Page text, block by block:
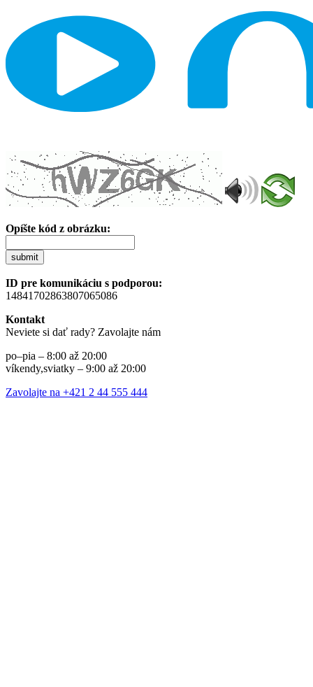
Opíšte kód z obrázku:
submit
ID pre komunikáciu s podporou:
14841702863807065086
Kontakt
Neviete si dať rady? Zavolajte nám
po–pia – 8:00 až 20:00
víkendy,sviatky – 9:00 až 20:00
Zavolajte na +421 2 44 555 444